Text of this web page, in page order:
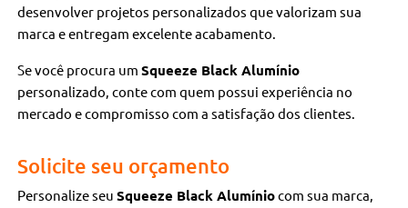
desenvolver projetos personalizados que valorizam sua
marca e entregam excelente acabamento.
Se você procura umSqueeze Black Alumínio
personalizado, conte com quem possui experiência no
mercado e compromisso com a satisfação dos clientes.
Solicite seu orçamento
Personalize seuSqueeze Black Alumíniocom sua marca,